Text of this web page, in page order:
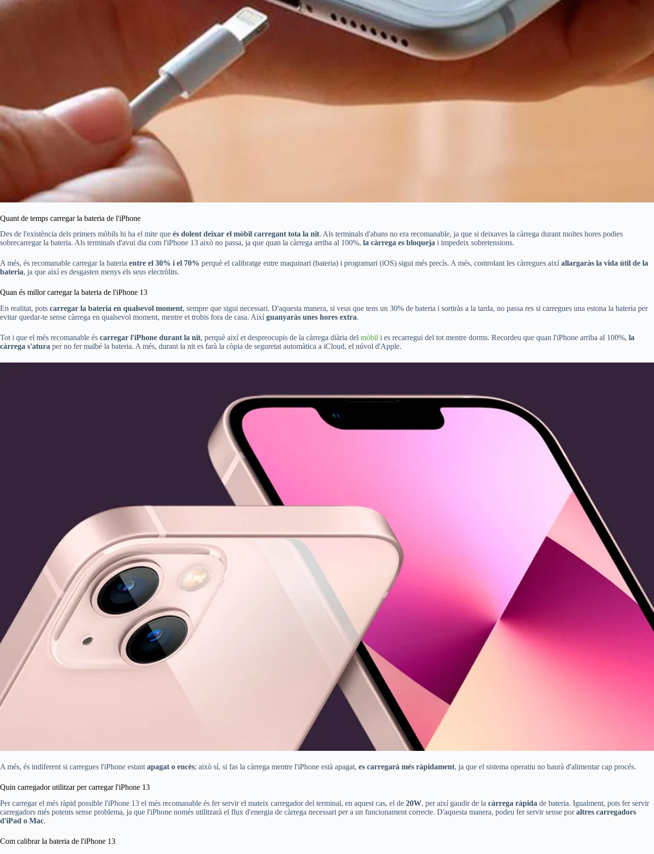
Quant de temps carregar la bateria de l'iPhone
Des de l'existència dels primers mòbils hi ha el mite que és dolent deixar el mòbil carregant tota la nit. Als terminals d'abans no era recomanable, ja que si deixaves la càrrega durant moltes hores podies
sobrecarregar la bateria. Als terminals d'avui dia com l'iPhone 13 això no passa, ja que quan la càrrega arriba al 100%, la càrrega es bloqueja i impedeix sobretensions.
A més, és recomanable carregar la bateria entre el 30% i el 70% perquè el calibratge entre maquinari (bateria) i programari (iOS) sigui més precís. A més, controlant les càrregues aixíallargaràs la vida útil de la
bateria, ja que així es desgasten menys els seus electròlits.
Quan és millor carregar la bateria de l'iPhone 13
En realitat, pots carregar la bateria en qualsevol moment, sempre que sigui necessari. D'aquesta manera, si veus que tens un 30% de bateria i sortiràs a la tarda, no passa res si carregues una estona la bateria per
evitar quedar-te sense càrrega en qualsevol moment, mentre et trobis fora de casa. Aixíguanyaràs unes hores extra.
Tot i que el més recomanable és carregar l'iPhone durant la nit, perquè així et despreocupis de la càrrega diària del mòbil i es recarregui del tot mentre dorms. Recordeu que quan l'iPhone arriba al 100%, la
càrrega s'atura per no fer malbé la bateria. A més, durant la nit es farà la còpia de seguretat automàtica a iCloud, el núvol d'Apple.
A més, és indiferent si carregues l'iPhone estantapagat o encès; això sí, si fas la càrrega mentre l'iPhone està apagat, es carregarà més ràpidament, ja que el sistema operatiu no haurà d'alimentar cap procés.
Quin carregador utilitzar per carregar l'iPhone 13
Per carregar el més ràpid possible l'iPhone 13 el més recomanable és fer servir el mateix carregador del terminal, en aquest cas, el de 20W, per així gaudir de la càrrega ràpida de bateria. Igualment, pots fer servir
carregadors més potents sense problema, ja que l'iPhone només utilitzarà el flux d'energia de càrrega necessari per a un funcionament correcte. D'aquesta manera, podeu fer servir sense poraltres carregadors
d'iPad o Mac.
Com calibrar la bateria de l'iPhone 13